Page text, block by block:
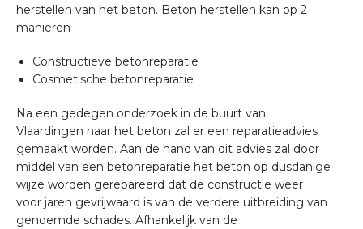
herstellen van het beton. Beton herstellen kan op 2
manieren
Constructieve betonreparatie
Cosmetische betonreparatie
Na een gedegen onderzoek in de buurt van
Vlaardingen naar het beton zal er een reparatieadvies
gemaakt worden. Aan de hand van dit advies zal door
middel van een betonreparatie het beton op dusdanige
wijze worden gerepareerd dat de constructie weer
voor jaren gevrijwaard is van de verdere uitbreiding van
genoemde schades. Afhankelijk van de